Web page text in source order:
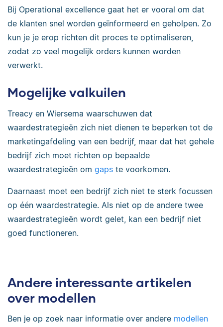
Bij Operational excellence gaat het er vooral om dat
de klanten snel worden geïnformeerd en geholpen. Zo
kun je je erop richten dit proces te optimaliseren,
zodat zo veel mogelijk orders kunnen worden
verwerkt.
Mogelijke valkuilen
Treacy en Wiersema waarschuwen dat
waardestrategieën zich niet dienen te beperken tot de
marketingafdeling van een bedrijf, maar dat het gehele
bedrijf zich moet richten op bepaalde
waardestrategieën om gaps te voorkomen.
Daarnaast moet een bedrijf zich niet te sterk focussen
op één waardestrategie. Als niet op de andere twee
waardestrategieën wordt gelet, kan een bedrijf niet
goed functioneren.
Andere interessante artikelen
over modellen
Ben je op zoek naar informatie over andere modellen